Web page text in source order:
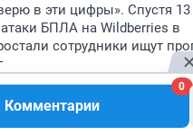
Комментарии
0
в эти цифры». Спустя
БПЛА на Wildberries в
сотрудники ищут